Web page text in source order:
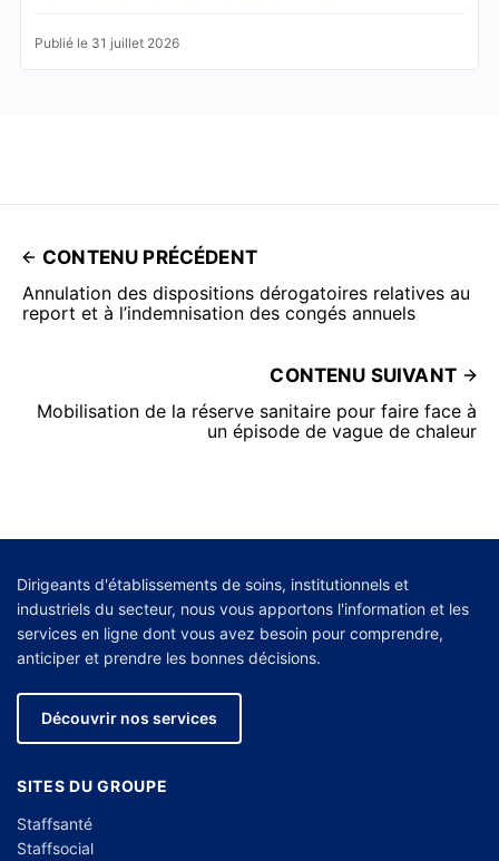
Publié le 31 juillet 2026
CONTENU PRÉCÉDENT
Annulation des dispositions dérogatoires relatives au
report et à l’indemnisation des congés annuels
CONTENU SUIVANT
Mobilisation de la réserve sanitaire pour faire face à
un épisode de vague de chaleur
Dirigeants d'établissements de soins, institutionnels et
industriels du secteur, nous vous apportons l'information et les
services en ligne dont vous avez besoin pour comprendre,
anticiper et prendre les bonnes décisions.
Découvrir nos services
SITES DU GROUPE
Staffsanté
Staffsocial